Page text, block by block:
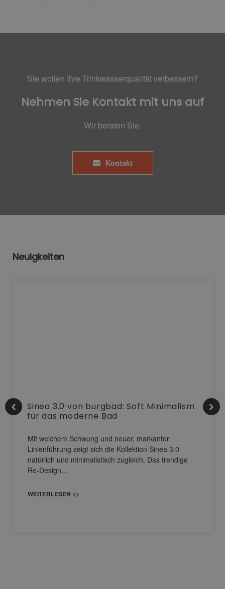
Sie wollen Ihre Trinkwasserqualität verbessern?
Nehmen Sie Kontakt mit uns auf
Wir beraten Sie.
Kontakt
Neuigkeiten
Sinea 3.0 von burgbad: Soft Minimalism
für das moderne Bad
Mit weichem Schwung und neuer, markanter
Linienführung zeigt sich die Kollektion Sinea 3.0
natürlich und minimalistisch zugleich. Das trendige
Re-Design…
WEITERLESEN >>